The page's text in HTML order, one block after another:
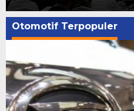
Otomotif Terpopuler